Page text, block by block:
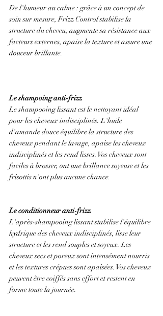
De l'humeur au calme : grâce à un concept de
soin sur mesure, Frizz Control stabilise la
structure du cheveu, augmente sa résistance aux
facteurs externes, apaise la texture et assure une
douceur brillante.
Le shampoing anti-frizz
Le shampooing lissant est le nettoyant idéal
pour les cheveux indisciplinés. L'huile
d'amande douce équilibre la structure des
cheveux pendant le lavage, apaise les cheveux
indisciplinés et les rend lisses. Vos cheveux sont
faciles à brosser, ont une brillance soyeuse et les
frisottis n'ont plus aucune chance.
Le conditionneur anti-frizz
L'après-shampooing lissant stabilise l'équilibre
hydrique des cheveux indisciplinés, lisse leur
structure et les rend souples et soyeux. Les
cheveux secs et poreux sont intensément nourris
et les textures crépues sont apaisées. Vos cheveux
peuvent être coiffés sans effort et restent en
forme toute la journée.